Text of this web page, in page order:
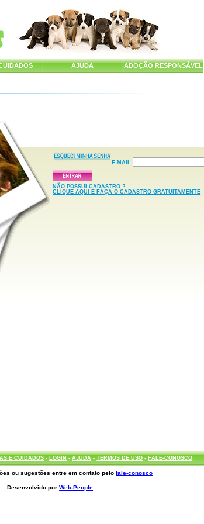
AJUDA ADOÇÃO RESPONSÁVEL
E-MAIL
NÃO POSSUI CADASTRO ?
CLIQUE AQUI E FAÇA O CADASTRO GRATUITAMENTE
E CUIDADOS- LOGIN-AJUDA-TERMOS DE USO- FALE-CONOSCO
ou sugestões entre em contato pelofale-conosco
Desenvolvido porWeb-People